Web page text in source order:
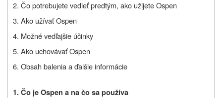
2. Čo potrebujete vedieť predtým, ako užijete Ospen
3. Ako užívať Ospen
4. Možné vedľajšie účinky
5. Ako uchovávať Ospen
6. Obsah balenia a ďalšie informácie
1. Čo je Ospen a na čo sa používa